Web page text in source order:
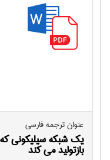
عنوان ترجمه فارسی
یک شبکه سیلیکونی
بازتولید می کند